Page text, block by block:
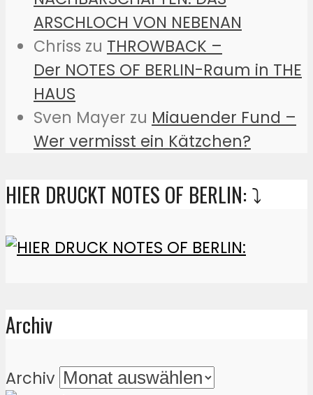
ARSCHLOCH VON NEBENAN
Chriss zu THROWBACK –
Der NOTES OF BERLIN-Raum in THE
HAUS
Sven Mayer zu Miauender Fund –
Wer vermisst ein Kätzchen?
HIER DRUCKT NOTES OF BERLIN: ⤵️
Archiv
Archiv